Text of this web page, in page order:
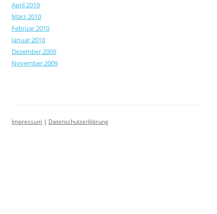
April 2010
März 2010
Februar 2010
Januar 2010
Dezember 2009
November 2009
Impressum | Datenschutzerklärung